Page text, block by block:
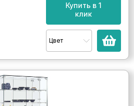
Купить в 1
клик
Цвет